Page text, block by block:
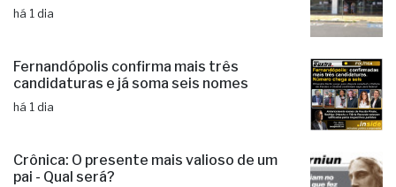
há 1 dia
Fernandópolis confirma mais três
candidaturas e já soma seis nomes
há 1 dia
Crônica: O presente mais valioso de um
pai - Qual será?